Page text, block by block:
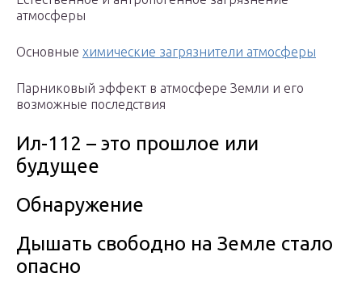
атмосферы
Основные химические загрязнители атмосферы
Парниковый эффект в атмосфере Земли и его
возможные последствия
Ил-112 – это прошлое или
будущее
Обнаружение
Дышать свободно на Земле стало
опасно